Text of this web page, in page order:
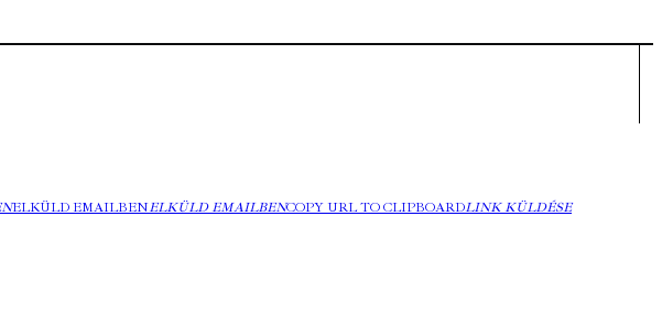
ELKÜLD EMAILBENELKÜLD EMAILBENCOPY URL TO CLIPBOARDLINK KÜLDÉSE